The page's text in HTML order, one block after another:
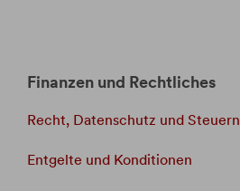
Finanzen und Rechtliches
Recht, Datenschutz und Steuern
Entgelte und Konditionen